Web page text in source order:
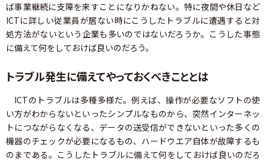
ば事業継続に支障を来すことになりかねない。特に夜間や休日など
ICTに詳しい従業員が居ない時にこうしたトラブルに遭遇すると対
処方法がないという企業も多いのではないだろうか。こうした事態
に備えて何をしておけば良いのだろう。
トラブル発生に備えてやっておくべきこととは
ICTのトラブルは多種多様だ。例えば、操作が必要なソフトの使
い方がわからないといったシンプルなものから、突然インターネッ
トにつながらなくなる、データの送受信ができないといった多くの
機器のチェックが必要になるもの、ハードウエア自体が故障するも
のまである。こうしたトラブルに備えて何をしておけば良いのだろ